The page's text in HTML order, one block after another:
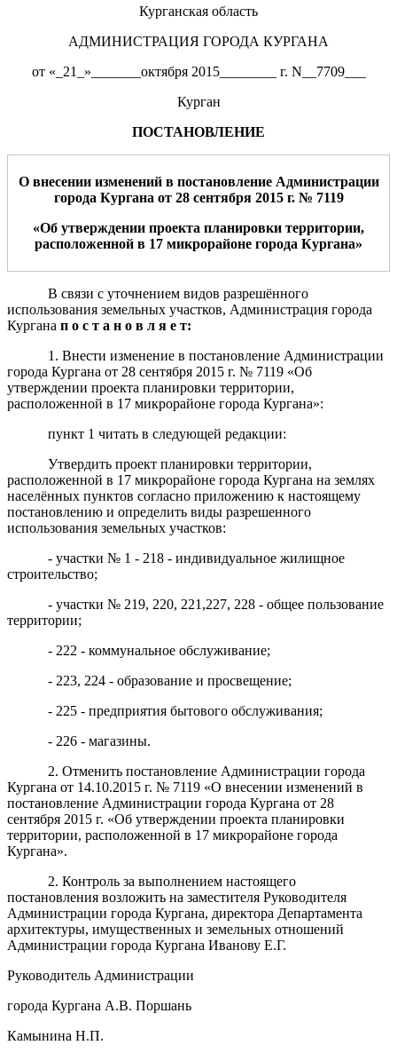
Курганская область
АДМИНИСТРАЦИЯ ГОРОДА КУРГАНА
от «_21_»_______октября 2015________ г. N__7709___
Курган
ПОСТАНОВЛЕНИЕ
О внесении изменений в постановление Администрации
города Кургана от 28 сентября 2015г. № 7119
«Об утверждении проекта планировки территории,
расположенной в 17 микрорайоне города Кургана»
В связи с уточнением видов разрешённого
использования земельных участков, Администрация города
Кургана п о с т а н о в л я е т:
1. Внести изменение в постановление Администрации
города Кургана от 28 сентября 2015 г. № 7119 «Об
утверждении проекта планировки территории,
расположенной в 17 микрорайоне города Кургана»:
пункт 1 читать в следующей редакции:
Утвердить проект планировки территории,
расположенной в 17 микрорайоне города Кургана на землях
населённых пунктов согласно приложению к настоящему
постановлению и определить виды разрешенного
использования земельных участков:
- участки № 1 - 218 - индивидуальное жилищное
строительство;
- участки № 219, 220, 221,227, 228 - общее пользование
территории;
- 222 - коммунальное обслуживание;
- 223, 224 - образование и просвещение;
- 225 - предприятия бытового обслуживания;
- 226 - магазины.
2. Отменить постановление Администрации города
Кургана от 14.10.2015 г. № 7119 «О внесении изменений в
постановление Администрации города Кургана от 28
сентября 2015 г. «Об утверждении проекта планировки
территории, расположенной в 17 микрорайоне города
Кургана».
2. Контроль за выполнением настоящего
постановления возложить на заместителя Руководителя
Администрации города Кургана, директора Департамента
архитектуры, имущественных и земельных отношений
Администрации города Кургана Иванову Е.Г.
Руководитель Администрации
города Кургана А.В. Поршань
Камынина Н.П.